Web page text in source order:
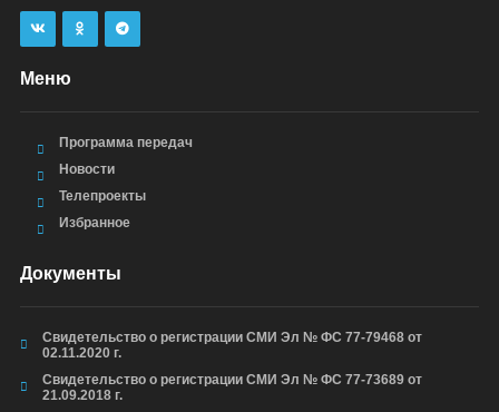
Меню
Программа передач
Новости
Телепроекты
Избранное
Документы
Свидетельство о регистрации СМИ Эл № ФС 77-79468 от
02.11.2020 г.
Свидетельство о регистрации СМИ Эл № ФС 77-73689 от
21.09.2018 г.